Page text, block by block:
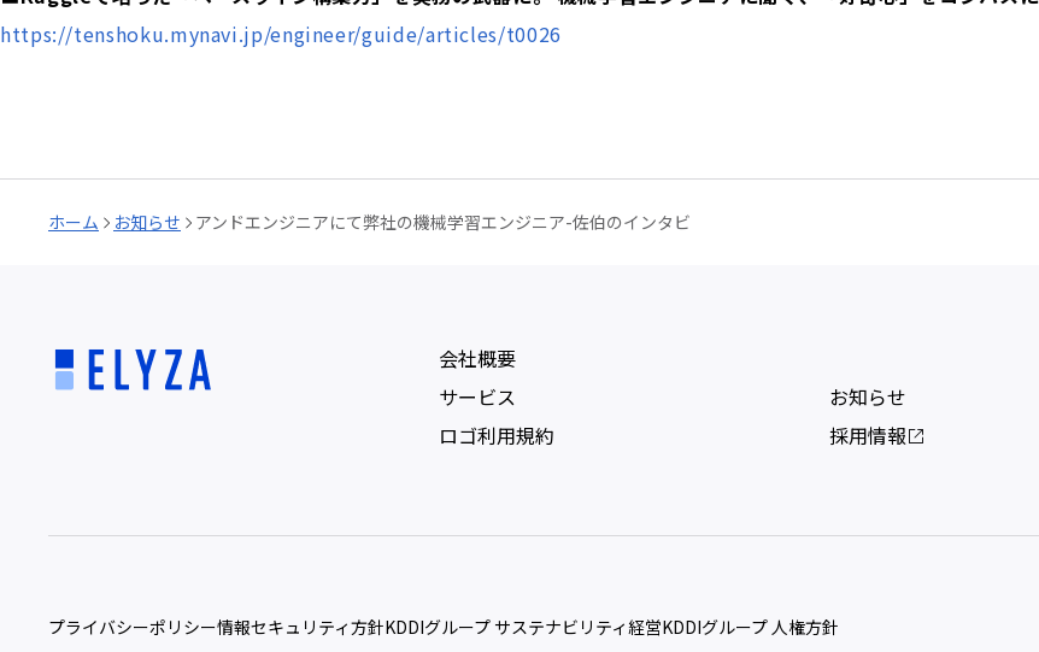
https://tenshoku.mynavi.jp/engineer/guide/articles/t0026
ホーム お知らせ アンドエンジニアにて弊社の機械学習エンジニア-佐伯のインタビ
会社概要
サービス
ロゴ利用規約
お知らせ
採用情報
プライバシーポリシー情報セキュリティ方針KDDIグループ サステナビリティ経営KDDIグループ 人権方針